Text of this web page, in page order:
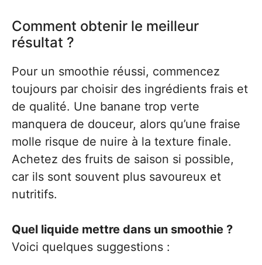
Comment obtenir le meilleur
résultat ?
Pour un smoothie réussi, commencez
toujours par choisir des ingrédients frais et
de qualité. Une banane trop verte
manquera de douceur, alors qu’une fraise
molle risque de nuire à la texture finale.
Achetez des fruits de saison si possible,
car ils sont souvent plus savoureux et
nutritifs.
Quel liquide mettre dans un smoothie ?
Voici quelques suggestions :